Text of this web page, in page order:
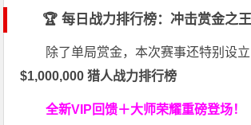
🏆 每日战力排行榜：冲击赏金之王
除了单局赏金，本次赛事还特别设
$1,000,000 猎人战力排行榜
全新VIP回馈＋大师荣耀重磅登场！